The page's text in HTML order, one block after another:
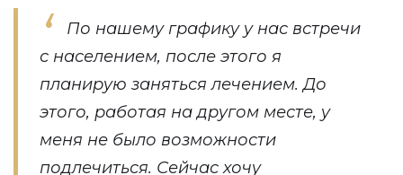
По нашему графику у нас встречи
с населением, после этого я
планирую заняться лечением. До
этого, работая на другом месте, у
меня не было возможности
подлечиться. Сейчас хочу